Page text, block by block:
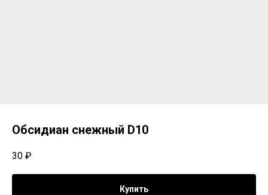
Обсидиан снежный D10
30 ₽
Купить